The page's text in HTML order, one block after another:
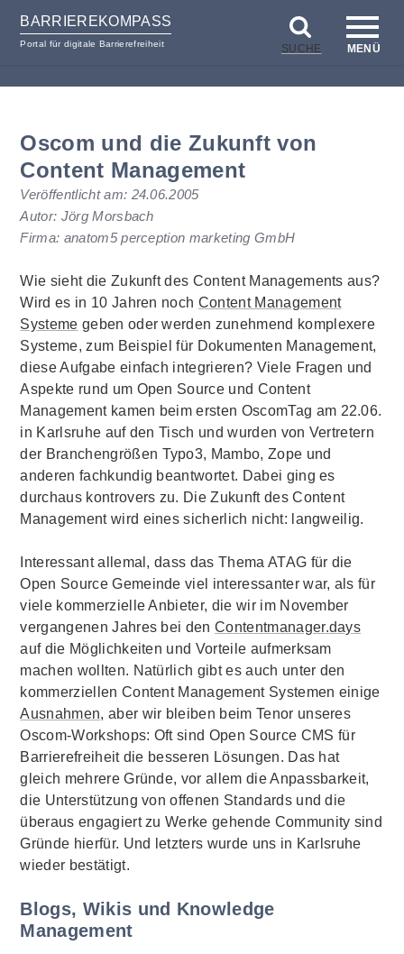
BARRIEREKOMPASS
Portal für digitale Barrierefreiheit SUCHE MENÜ
Oscom und die Zukunft von
Content Management
Veröffentlicht am: 24.06.2005
Autor: Jörg Morsbach
Firma: anatom5 perception marketing GmbH
Wie sieht die Zukunft des Content Managements aus?
Wird es in 10 Jahren noch Content Management
Systeme geben oder werden zunehmend komplexere
Systeme, zum Beispiel für Dokumenten Management,
diese Aufgabe einfach integrieren? Viele Fragen und
Aspekte rund um Open Source und Content
Managementkamen beim ersten OscomTag am 22.06.
in Karlsruhe auf den Tisch und wurden von Vertretern
der Branchengrößen Typo3, Mambo, Zope und
anderen fachkundig beantwortet. Dabei ging es
durchaus kontrovers zu. Die Zukunft desContent
Managementwird eines sicherlich nicht: langweilig.
Interessant allemal, dass das Thema ATAG für die
Open SourceGemeinde viel interessanter war, als für
viele kommerzielle Anbieter, die wir im November
vergangenen Jahres bei denContentmanager.days
auf die Möglichkeiten und Vorteile aufmerksam
machen wollten. Natürlich gibt es auch unter den
kommerziellen Content ManagementSystemen einige
Ausnahmen, aber wir bleiben beim Tenor unseres
Oscom-Workshops: Oft sind Open Source CMS für
Barrierefreiheit die besseren Lösungen. Das hat
gleich mehrere Gründe, vor allem die Anpassbarkeit,
die Unterstützung von offenen Standards und die
überaus engagiert zu Werke gehende Community sind
Gründe hierfür. Und letzters wurde uns in Karlsruhe
wieder bestätigt.
Blogs, Wikis und Knowledge
Management